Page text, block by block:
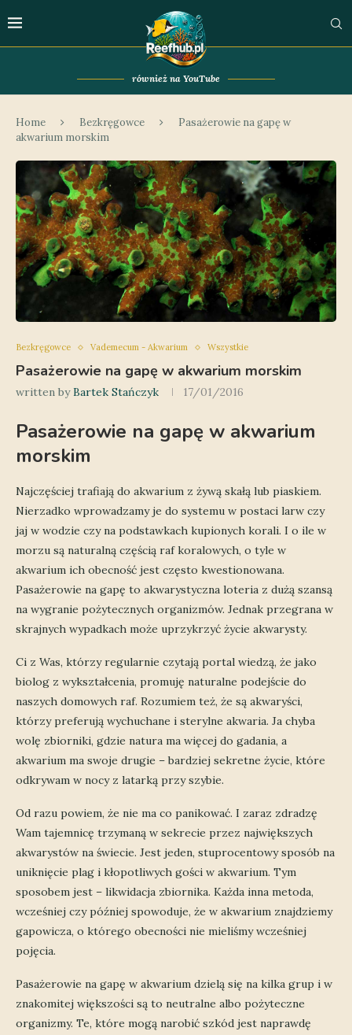
również na YouTube
Home Bezkręgowce
Pasażerowie na gapę w
akwarium morskim
Bezkręgowce Vademecum - Akwarium Wszystkie
Pasażerowie na gapę w akwarium morskim
written byBartek Stańczyk 17/01/2016
Pasażerowie na gapę w akwarium
morskim
Najczęściej trafiają do akwarium z żywą skałą lub piaskiem.
Nierzadko wprowadzamy je do systemu w postaci larw czy
jaj w wodzie czy na podstawkach kupionych korali. I o ile w
morzu są naturalną częścią raf koralowych, o tyle w
akwarium ich obecność jest często kwestionowana.
Pasażerowie na gapę to akwarystyczna loteria z dużą szansą
na wygranie pożytecznych organizmów. Jednak przegrana w
skrajnych wypadkach może uprzykrzyć życie akwarysty.
Ci z Was, którzy regularnie czytają portal wiedzą, że jako
biolog z wykształcenia, promuję naturalne podejście do
naszych domowych raf. Rozumiem też, że są akwaryści,
którzy preferują wychuchane i sterylne akwaria. Ja chyba
wolę zbiorniki, gdzie natura ma więcej do gadania, a
akwarium ma swoje drugie – bardziej sekretne życie, które
odkrywam w nocy z latarką przy szybie.
Od razu powiem, że nie ma co panikować. I zaraz zdradzę
Wam tajemnicę trzymaną w sekrecie przez największych
akwarystów na świecie. Jest jeden, stuprocentowy sposób na
uniknięcie plag i kłopotliwych gości w akwarium. Tym
sposobem jest – likwidacja zbiornika. Każda inna metoda,
wcześniej czy później spowoduje, że w akwarium znajdziemy
gapowicza, o którego obecności nie mieliśmy wcześniej
pojęcia.
Pasażerowie na gapę w akwarium dzielą się na kilka grup i w
znakomitej większości są to neutralne albo pożyteczne
organizmy. Te, które mogą narobić szkód jest naprawdę